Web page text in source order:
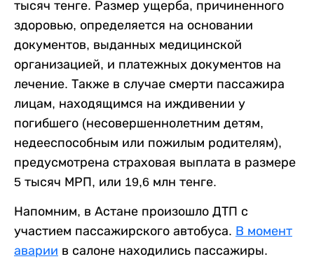
тысяч тенге. Размер ущерба, причиненного
здоровью, определяется на основании
документов, выданных медицинской
организацией, и платежных документов на
лечение. Также в случае смерти пассажира
лицам, находящимся на иждивении у
погибшего (несовершеннолетним детям,
недееспособным или пожилым родителям),
предусмотрена страховая выплата в размере
5 тысяч МРП, или 19,6 млн тенге.
Напомним, в Астане произошло ДТП с
участием пассажирского автобуса. В момент
аварии в салоне находились пассажиры.